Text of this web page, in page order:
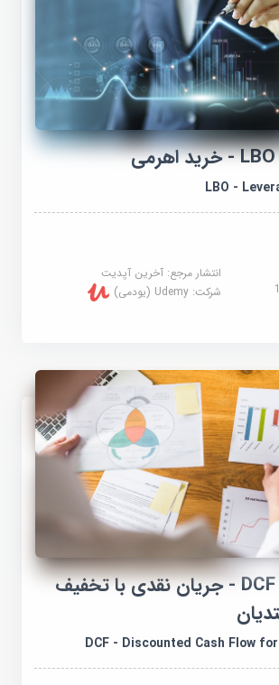
LBO -
انتشار مرجع:آخرین آپدیت
شرکت:Udemy (یودمی)
آموزش DCF - جریان نقدی با تخفیف
DCF - Discounted Cash Flow